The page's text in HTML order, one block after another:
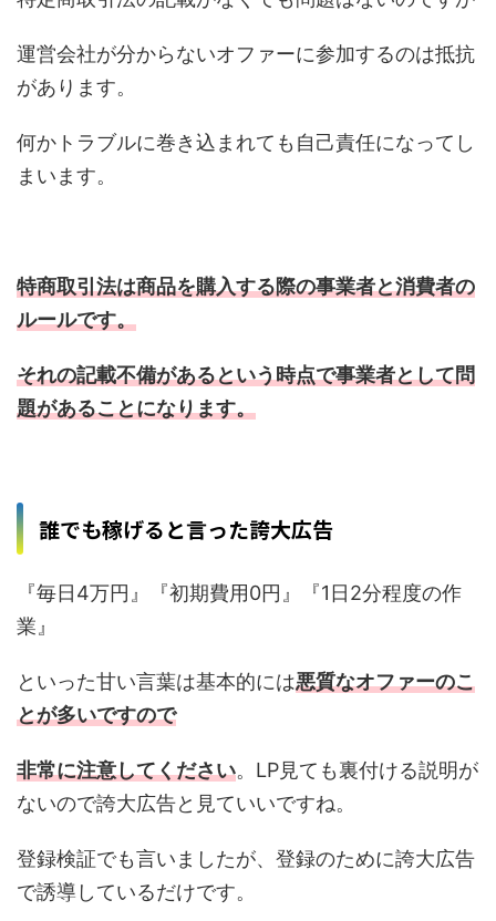
運営会社が分からないオファーに参加するのは抵抗
があります。
何かトラブルに巻き込まれても自己責任になってし
まいます。
特商取引法は商品を購入する際の事業者と消費者の
ルールです。
それの記載不備があるという時点で事業者として問
題があることになります。
誰でも稼げると言った誇大広告
『毎日4万円』『初期費用0円』『1日2分程度の作
業』
といった甘い言葉は基本的には悪質なオファーのこ
とが多いですので
非常に注意してください。LP見ても裏付ける説明が
ないので誇大広告と見ていいですね。
登録検証でも言いましたが、登録のために誇大広告
で誘導しているだけです。